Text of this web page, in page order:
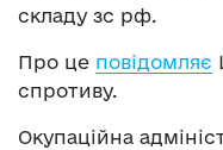
складу зс рф.
Про це повідомляє
спротиву.
Окупаційна